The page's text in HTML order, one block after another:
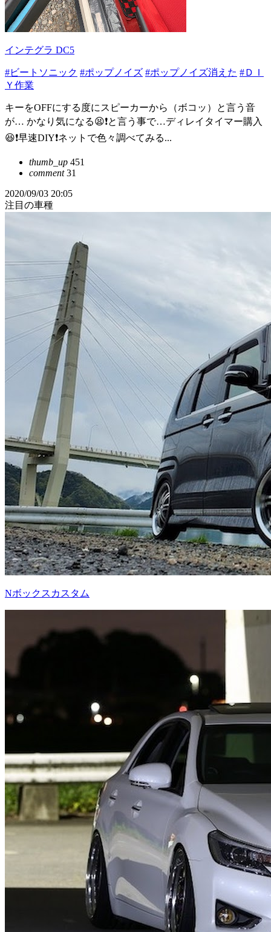
インテグラ DC5
#ビートソニック #ポップノイズ #ポップノイズ消えた #ＤＩ
Ｙ作業
キーをOFFにする度にスピーカーから（ボコッ）と言う音
が… かなり気になる😫❗️と言う事で…ディレイタイマー購入
😆❗️早速DIY❗️ネットで色々調べてみる...
thumb_up 451
comment31
2020/09/03 20:05
注目の車種
Nボックスカスタム